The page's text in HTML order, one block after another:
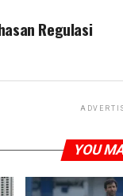
Regulasi
YOU